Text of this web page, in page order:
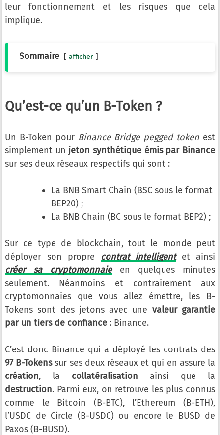
leur fonctionnement et les risques que cela
implique.
Sommaire afficher
Qu’est-ce qu’un B-Token ?
Un B-Token pour Binance Bridge pegged token est
simplement un jeton synthétique émis par Binance
sur ses deux réseaux respectifs qui sont :
La BNB Smart Chain (BSC sous le format
BEP20) ;
La BNB Chain (BC sous le format BEP2) ;
Sur ce type de blockchain, tout le monde peut
déployer son propre
contrat intelligentet ainsi
créer sa cryptomonnaieen quelques minutes
seulement. Néanmoins et contrairement aux
cryptomonnaies que vous allez émettre, les B-
Tokens sont des jetons avec une valeur garantie
par un tiers de confiance : Binance.
C’est donc Binance qui a déployé les contrats des
97 B-Tokenssur ses deux réseaux et qui en assure la
création, la collatéralisation ainsi que la
destruction. Parmi eux, on retrouve les plus connus
comme le Bitcoin (B-BTC), l’Ethereum (B-ETH),
l’USDC de Circle (B-USDC) ou encore le BUSD de
Paxos (B-BUSD).